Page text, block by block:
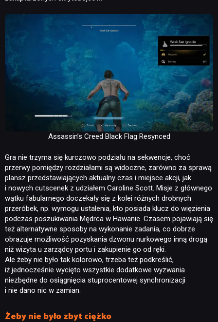
Assassin’s Creed Black Flag Resynced
Gra nie trzyma się kurczowo podziału na sekwencje, choć
przerwy pomiędzy rozdziałami są widoczne, zarówno za sprawą
plansz przedstawiających aktualny czas i miejsce akcji, jak
i nowych cutscenek z udziałem Caroline Scott. Misje z głównego
wątku fabularnego doczekały się z kolei różnych drobnych
przeróbek, np. wymogu ustalenia, kto posiada klucz do więzienia
podczas poszukiwania Mędrca w Hawanie. Czasem pojawiają się
też alternatywne sposoby na wykonanie zadania, co dobrze
obrazuje możliwość pozyskania dzwonu nurkowego inną drogą
niż wizyta u zarządcy portu i zakupienie go od ręki.
Ale żeby nie było tak kolorowo, trzeba też podkreślić,
iż jednocześnie wycięto wszystkie dodatkowe wyzwania
niezbędne do osiągnięcia stuprocentowej synchronizacji
i nie dano nic w zamian.
Żeby nie było zbyt ciężko